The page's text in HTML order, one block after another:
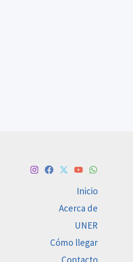
Inicio
Acerca de
UNER
Cómo llegar
Contacto